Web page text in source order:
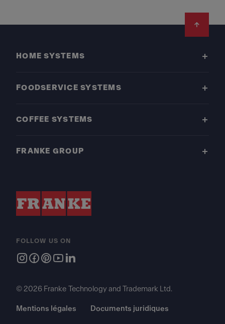
HOME SYSTEMS
FOODSERVICE SYSTEMS
COFFEE SYSTEMS
FRANKE GROUP
FOLLOW US ON
© 2026 Franke Technology and Trademark Ltd.
Mentions légales Documents juridiques